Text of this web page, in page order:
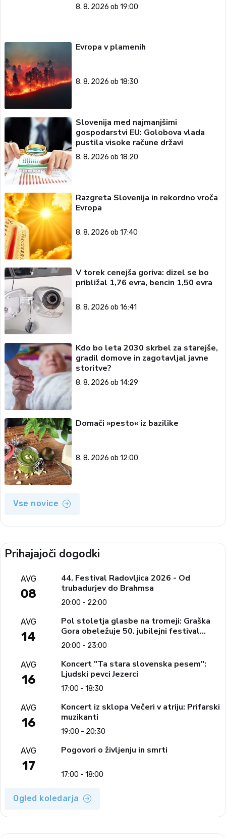
8. 8. 2026 ob 19:00
Evropa v plamenih
8. 8. 2026 ob 18:30
Slovenija med najmanjšimi
gospodarstvi EU: Golobova vlada
pustila visoke račune državi
8. 8. 2026 ob 18:20
Razgreta Slovenija in rekordno vroča
Evropa
8. 8. 2026 ob 17:40
V torek cenejša goriva: dizel se bo
približal 1,76 evra, bencin 1,50 evra
8. 8. 2026 ob 16:41
Kdo bo leta 2030 skrbel za starejše,
gradil domove in zagotavljal javne
storitve?
8. 8. 2026 ob 14:29
Domači »pesto« iz bazilike
8. 8. 2026 ob 12:00
Vse novice
Prihajajoči dogodki
AVG
08
44. Festival Radovljica 2026 - Od
trubadurjev do Brahmsa
20:00 - 22:00
AVG
14
Pol stoletja glasbe na tromeji: Graška
Gora obeležuje 50. jubilejni festival
narodno-zabavne glasbe
20:00 - 23:00
AVG
16
Koncert "Ta stara slovenska pesem":
Ljudski pevci Jezerci
17:00 - 18:30
AVG
16
Koncert iz sklopa Večeri v atriju: Prifarski
muzikanti
19:00 - 20:30
AVG
17
Pogovori o življenju in smrti
17:00 - 18:00
Ogled koledarja